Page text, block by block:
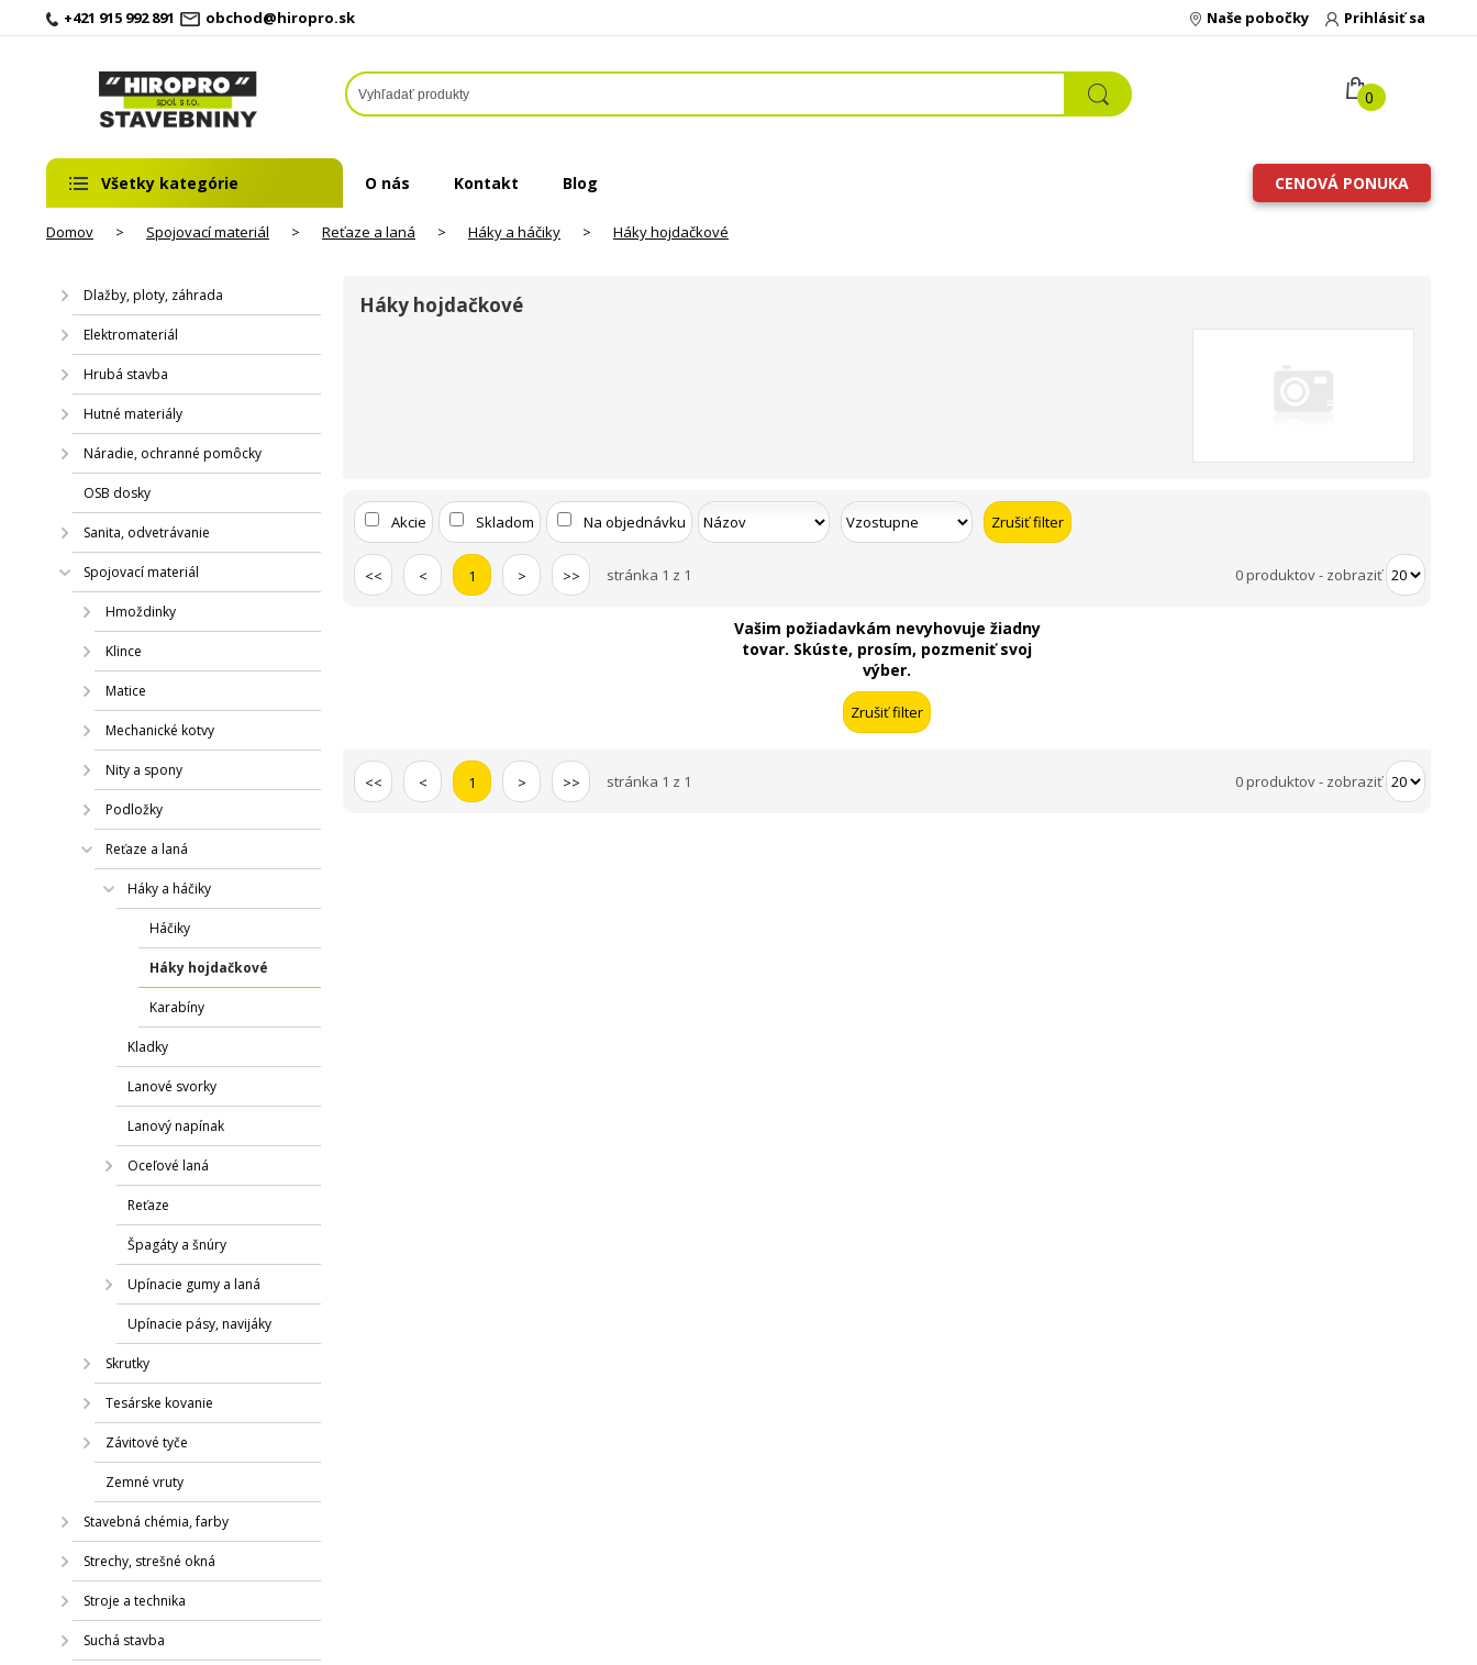
+421 915 992 891 obchod@hiropro.sk Prihlásiť sa
Naše pobočky
0
Všetky kategórie O nás Kontakt Blog CENOVÁ PONUKA
Domov > Spojovací materiál > Reťaze a laná > Háky a háčiky > Háky hojdačkové
Dlažby, ploty, záhrada
Elektromateriál
Hrubá stavba
Hutné materiály
Náradie, ochranné pomôcky
OSB dosky
Sanita, odvetrávanie
Spojovací materiál
Hmoždinky
Klince
Matice
Mechanické kotvy
Nity a spony
Podložky
Reťaze a laná
Háky a háčiky
Háčiky
Háky hojdačkové
Karabíny
Kladky
Lanové svorky
Lanový napínak
Oceľové laná
Reťaze
Špagáty a šnúry
Upínacie gumy a laná
Upínacie pásy, navijáky
Skrutky
Tesárske kovanie
Závitové tyče
Zemné vruty
Stavebná chémia, farby
Strechy, strešné okná
Stroje a technika
Suchá stavba
Háky hojdačkové
Akcie Skladom Na objednávku
<< < 1 > >> stránka 1 z 1 0 produktov- zobraziť
Vašim požiadavkám nevyhovuje žiadny
tovar. Skúste, prosím, pozmeniť svoj
výber.
<< < 1 > >> stránka 1 z 1 0 produktov- zobraziť